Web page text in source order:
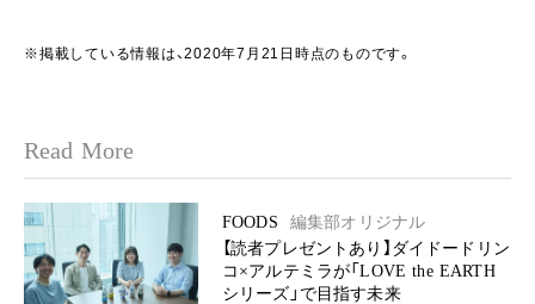
※掲載している情報は、2020年7月21日時点のものです。
Read More
FOODS
編集部オリジナル
【読者プレゼントあり】ダイドードリン
コ×アルテミラが「LOVE the EARTH
シリーズ」で目指す未来